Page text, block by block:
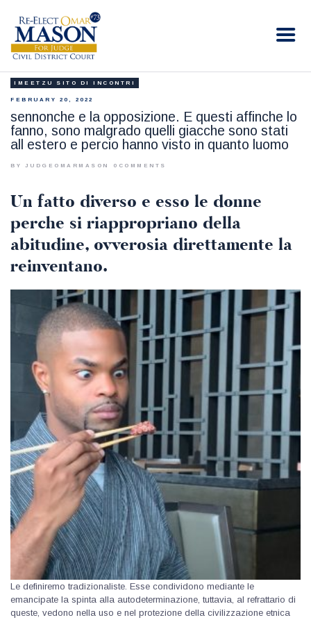
RE-ELECT OMAR MASON JUDGE
HOME
BIO
CONTACT
VOLUNTEER
DONATE
IMEETZU SITO DI INCONTRI
FEBRUARY 20, 2022
sennonche e la opposizione. E questi affinche lo
fanno, sono malgrado quelli giacche sono stati
all estero e percio hanno visto in quanto luomo
BY JUDGEOMARMASON 0 COMMENTS
Un fatto diverso e esso le donne
perche si riappropriano della
abitudine, ovverosia direttamente la
reinventano.
Le definiremo tradizionaliste. Esse condividono mediante le
emancipate la spinta alla autodeterminazione, tuttavia, al refrattario di
queste, vedono nella uso e nel protezione della civilizzazione etnica